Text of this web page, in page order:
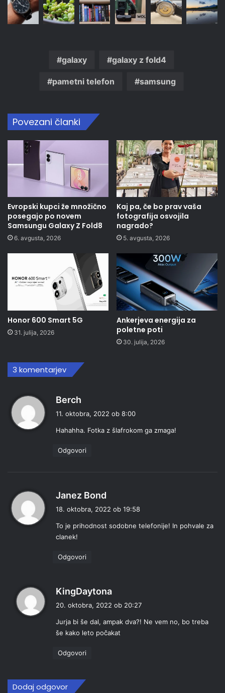
galaxy galaxy z fold4
pametni telefon samsung
Povezani članki
Evropski kupci že množično
posegajo po novem
Samsungu Galaxy Z Fold8
6. avgusta, 2026
Kaj pa, če bo prav vaša
fotografija osvojila
nagrado?
5. avgusta, 2026
Honor 600 Smart 5G
31. julija, 2026
Ankerjeva energija za
poletne poti
30. julija, 2026
3 komentarjev
Berch
v
:
11. oktobra, 2022 ob 8:00
Hahahha. Fotka z šlafrokom ga zmaga!
Odgovori
Janez Bond
v
18. oktobra, 2022 ob 19:58
To je prihodnost sodobne telefonije! In pohvale za
clanek!
Odgovori
KingDaytona
v
i
20. oktobra, 2022 ob 20:27
Jurja bi še dal, ampak dva?! Ne vem no, bo treba
še kako leto počakat
Odgovori
Dodaj odgovor